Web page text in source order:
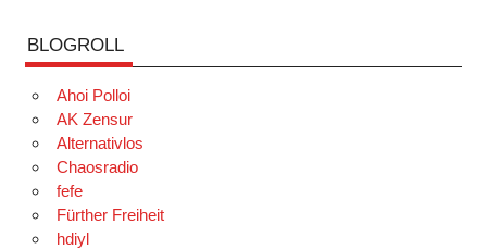
BLOGROLL
Ahoi Polloi
AK Zensur
Alternativlos
Chaosradio
fefe
Fürther Freiheit
hdiyl